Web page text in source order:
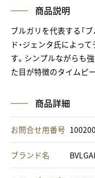
商品説明
ブルガリを代表する「ブ
ド・ジェンタ氏によっ
す。シンプルながらも
た目が特徴のタイムピ
商品詳細
お問合せ用番号
ブランド名